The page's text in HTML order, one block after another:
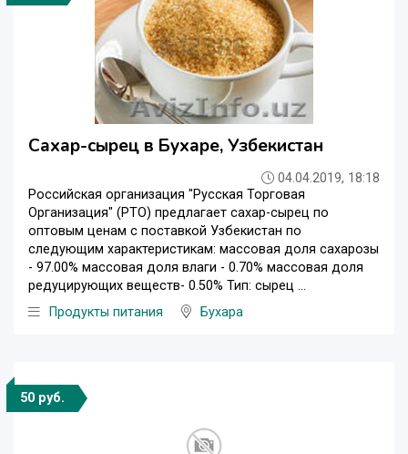
Сахар-сырец в Бухаре, Узбекистан
04.04.2019, 18:18
Российская организация "Русская Торговая
Организация" (РТО) предлагает сахар-сырец по
оптовым ценам с поставкой Узбекистан по
следующим характеристикам: массовая доля сахарозы
- 97.00% массовая доля влаги - 0.70% массовая доля
редуцирующих веществ- 0.50% Тип: сырец ...
Продукты питания
Бухара
50 руб.